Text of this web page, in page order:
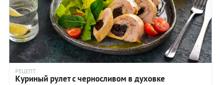
РЕЦЕПТ
Куриный рулет с черносливом в духовке